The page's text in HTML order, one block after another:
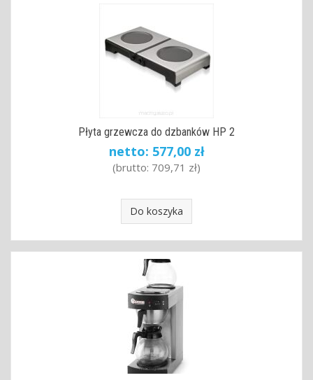
Płyta grzewcza do dzbanków HP 2
netto: 577,00 zł
(brutto: 709,71 zł)
Do koszyka